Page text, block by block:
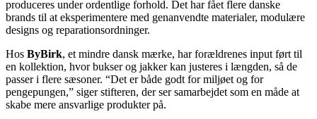
produceres under ordentlige forhold. Det har fået flere danske
brands til at eksperimentere med genanvendte materialer, modulære
designs og reparationsordninger.
Hos ByBirk, et mindre dansk mærke, har forældrenes input ført til
en kollektion, hvor bukser og jakker kan justeres i længden, så de
passer i flere sæsoner. “Det er både godt for miljøet og for
pengepungen,” siger stifteren, der ser samarbejdet som en måde at
skabe mere ansvarlige produkter på.